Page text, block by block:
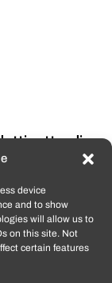
device
and to show
will allow us to
on this site. Not
certain features
attendi
in italia per
e certificati
HUAWEI,
altro